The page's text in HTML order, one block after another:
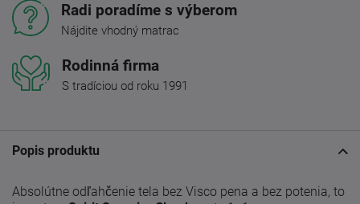
Radi poradíme s výberom
Nájdite vhodný matrac
Rodinná firma
S tradíciou od roku 1991
Popis produktu
Absolútne odľahčenie tela bez Visco pena a bez potenia, to